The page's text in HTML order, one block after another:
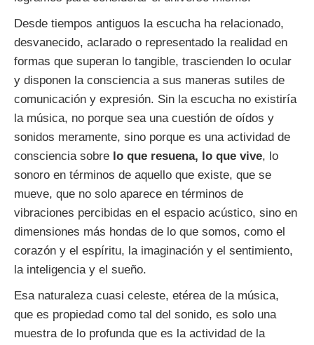
Desde tiempos antiguos la escucha ha relacionado,
desvanecido, aclarado o representado la realidad en
formas que superan lo tangible, trascienden lo ocular
y disponen la consciencia a sus maneras sutiles de
comunicación y expresión. Sin la escucha no existiría
la música, no porque sea una cuestión de oídos y
sonidos meramente, sino porque es una actividad de
consciencia sobre lo que resuena, lo que vive, lo
sonoro en términos de aquello que existe, que se
mueve, que no solo aparece en términos de
vibraciones percibidas en el espacio acústico, sino en
dimensiones más hondas de lo que somos, como el
corazón y el espíritu, la imaginación y el sentimiento,
la inteligencia y el sueño.
Esa naturaleza cuasi celeste, etérea de la música,
que es propiedad como tal del sonido, es solo una
muestra de lo profunda que es la actividad de la